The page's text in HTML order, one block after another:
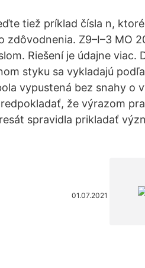
tiež príklad čísla n,
Z9–I–3 MO
Riešení je údajne viac.
styku sa vykladajú
vypustená bez snahy o
že výrazom
spravidla prikladať
01.07.2021